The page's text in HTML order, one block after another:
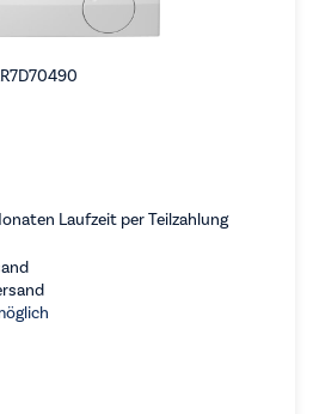
Laufzeit per Teilzahlung